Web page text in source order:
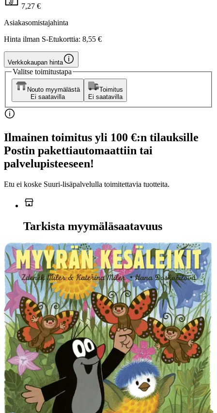
7,27 €
Asiakasomistajahinta
Hinta ilman S-Etukorttia: 8,55 €
Verkkokaupan hinta
Valitse toimitustapa
Nouto myymälästä
Ei saatavilla
Toimitus
Ei saatavilla
Ilmainen toimitus yli 100 €:n tilauksille
Postin pakettiautomaattiin tai
palvelupisteeseen!
Etu ei koske Suuri‑lisäpalvelulla toimitettavia tuotteita.
Tarkista myymäläsaatavuus
Ei saatavilla
Tuotekuvaus
Myyrän kesä on täynnä yllätyksiä! Rakastettu myyrä seikkailee
suloisessa, kesän lämpöä säteilevässä pahvikirjassa. Häntä vastaan
tulee kolme karvaista toukkaa, jotka aikovat syödä koko pientareen
paljaaksi. Onneksi neuvokas myyrä ja hänen ystävänsä tiainen
pelastavat kukat täystuholta. Häntä vastaan tulee kolme karvaista
toukkaa, jotka aikovat syödä koko pientareen paljaaksi. Onneksi
neuvokas myyrä ja hänen ystävänsä tiainen pelastavat kukat
täystuholta.